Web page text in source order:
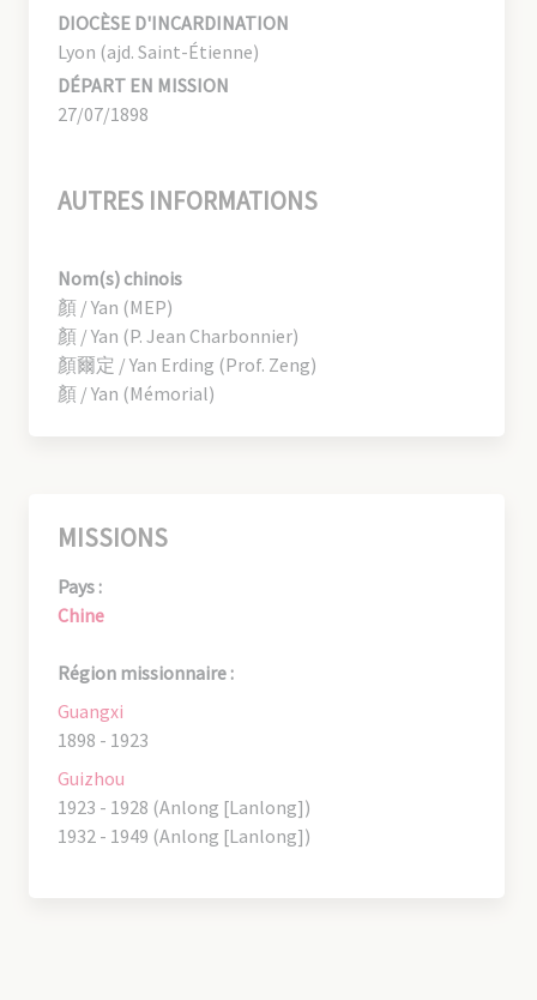
DIOCÈSE D'INCARDINATION
Lyon (ajd. Saint-Étienne)
DÉPART EN MISSION
27/07/1898
AUTRES INFORMATIONS
Nom(s) chinois
顏 / Yan (MEP)
顏 / Yan (P. Jean Charbonnier)
顏爾定 / Yan Erding (Prof. Zeng)
顏 / Yan (Mémorial)
MISSIONS
Pays :
Chine
Région missionnaire :
Guangxi
1898 - 1923
Guizhou
1923 - 1928 (Anlong [Lanlong])
1932 - 1949 (Anlong [Lanlong])